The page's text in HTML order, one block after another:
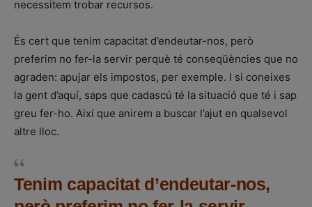
necessitem trobar recursos.
És cert que tenim capacitat d’endeutar-nos, però
preferim no fer-la servir perquè té conseqüències que no
agraden: apujar els impostos, per exemple. I si coneixes
la gent d’aquí, saps que cadascú té la situació que té i sap
greu fer-ho. Així que anirem a buscar l’ajut en qualsevol
altre lloc.
Tenim capacitat d’endeutar-nos,